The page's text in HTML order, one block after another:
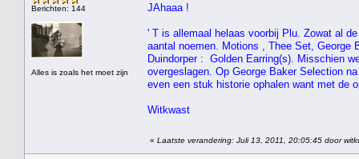
Berichten: 144
Alles is zoals het moet zijn
JAhaaa !
' T is allemaal helaas voorbij Plu. Zowat al
aantal noemen. Motions , Thee Set, George
Duindorper : Golden Earring(s). Misschien
overgeslagen. Op George Baker Selection
even een stuk historie ophalen want met de
Witkwast
« Laatste verandering: Juli 13, 2011, 20:05:45 door